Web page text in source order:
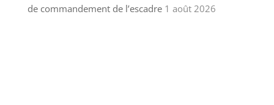
de commandement de l’escadre 1 août 2026